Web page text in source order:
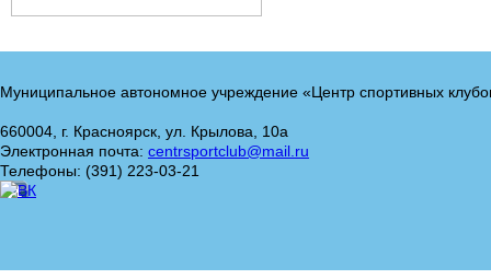
Муниципальное автономное учреждение «Центр спортивных
660004, г. Красноярск, ул. Крылова, 10а
Электронная почта: centrsportclub@mail.ru
Телефоны: (391) 223-03-21